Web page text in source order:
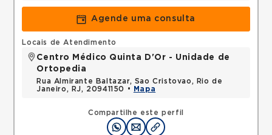
Agende uma consulta
Compartilhe este perfil
Locais de Atendimento
Centro Médico Quinta D'Or - Unidade de
Ortopedia
Rua Almirante Baltazar, Sao Cristovao, Rio de
Janeiro, RJ, 20941150 •
Mapa